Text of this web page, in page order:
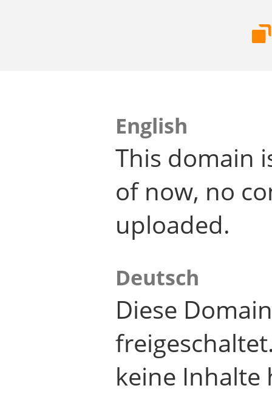
English
This domain
of now, no
uploaded.
Deutsch
Diese
keine Inhalte